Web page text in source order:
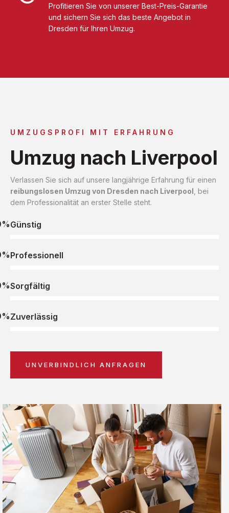
Profitieren Sie von unserer Best-Preis-Garantie
und sichern Sie sich das beste Angebot in
Dresden für Ihren Umzug.
UMZUGSPROFI MIT ERFAHRUNG
Umzug nach Liverpool
Verlassen Sie sich auf unsere langjährige Erfahrung für einen
reibungslosen Umzug von Dresden nach Liverpool , bei
dem Professionalität an erster Stelle steht.
Günstig
Professionell
Sorgfältig
Zuverlässig
UNVERBINDLICH ANFRAGEN